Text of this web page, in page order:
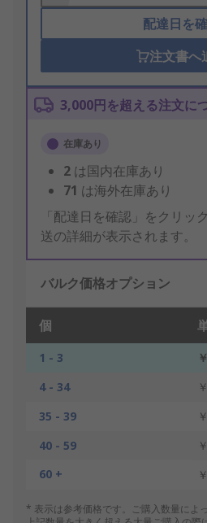
配達日を
注文書へ
3,000円を超える注文に
在庫あり
2 は国内在庫あり
71 は海外在庫あり
「配達日を確認」をクリッ
送の詳細が表示されます。
バルク価格オプション
個
1 - 3
4 - 34
35 - 39
40 - 59
60 +
* 表示は参考価格です。ご購入数量によ